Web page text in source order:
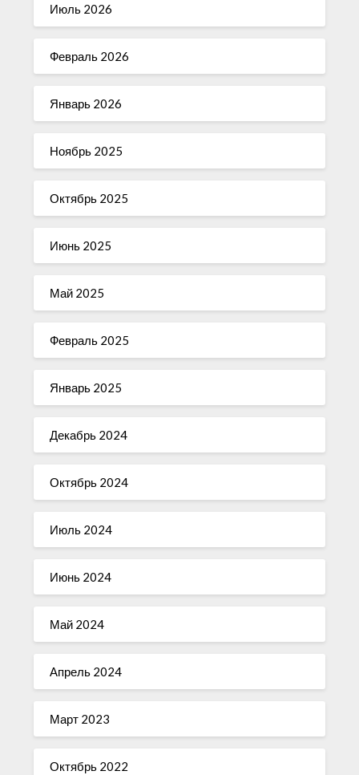
Июль 2026
Февраль 2026
Январь 2026
Ноябрь 2025
Октябрь 2025
Июнь 2025
Май 2025
Февраль 2025
Январь 2025
Декабрь 2024
Октябрь 2024
Июль 2024
Июнь 2024
Май 2024
Апрель 2024
Март 2023
Октябрь 2022